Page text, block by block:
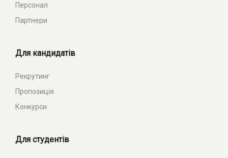
Персонал
Партнери
Для кандидатів
Рекрутинг
Пропозиція
Конкурси
Для студентів